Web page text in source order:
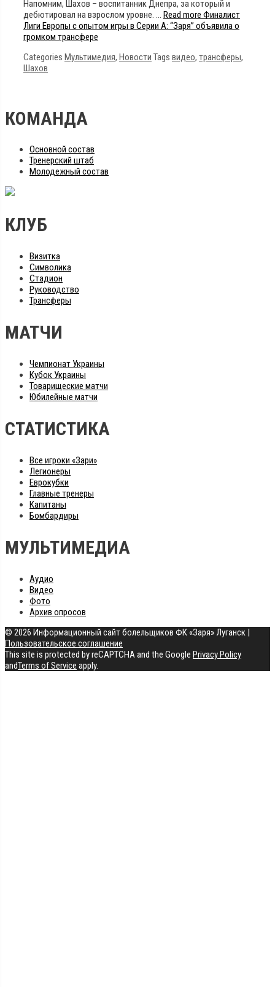
Напомним, Шахов – воспитанник Днепра, за который и
дебютировал на взрослом уровне. … Read more Финалист
Лиги Европы с опытом игры в Серии А: “Заря” объявила о
громком трансфере
Categories Мультимедия, Новости Tags видео, трансферы,
Шахов
КОМАНДА
Основной состав
Тренерский штаб
Молодежный состав
КЛУБ
Визитка
Символика
Стадион
Руководство
Трансферы
МАТЧИ
Чемпионат Украины
Кубок Украины
Товарищеские матчи
Юбилейные матчи
СТАТИСТИКА
Все игроки «Зари»
Легионеры
Еврокубки
Главные тренеры
Капитаны
Бомбардиры
МУЛЬТИМЕДИА
Аудио
Видео
Фото
Архив опросов
© 2026 Информационный сайт болельщиков ФК «Заря» Луганск |
Пользовательское соглашение
This site is protected by reCAPTCHA and the Google Privacy Policy
andTerms of Service apply.